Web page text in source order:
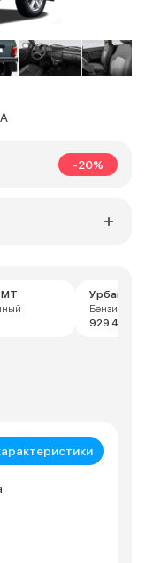
Урбан •
Бензин •
929 400 ₽
-20%